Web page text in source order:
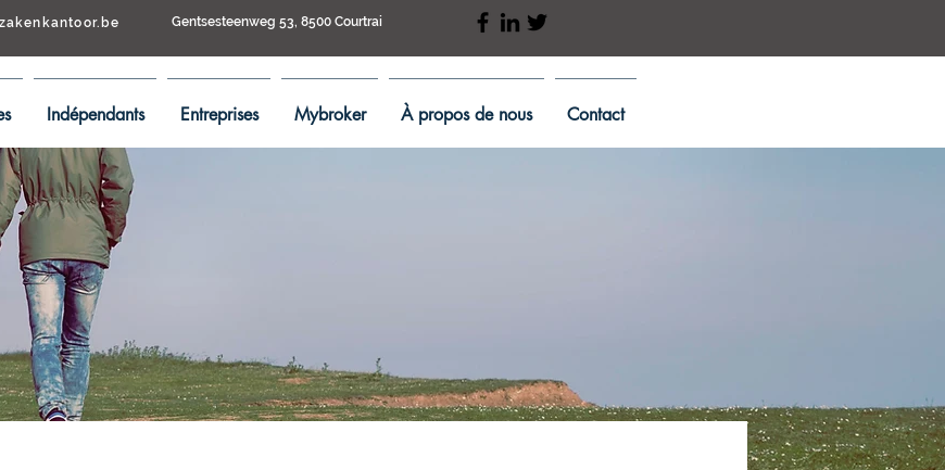
Gentsesteenweg 53, 8500 Courtrai
Indépendants Entreprises Mybroker À propos de nous Contact